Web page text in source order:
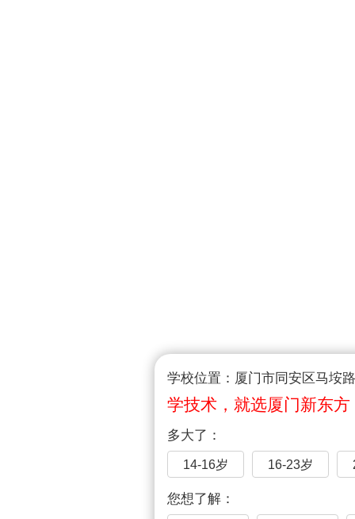
学校位置：厦门市同安区马垵
学技术，就选厦门新东方
多大了：
14-16岁 16-23岁
您想了解：